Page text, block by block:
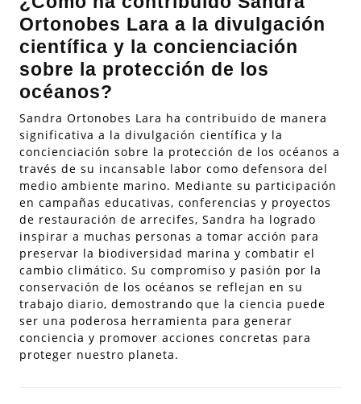
Ortonobes Lara a la divulgación
científica y la concienciación
sobre la protección de los
océanos?
Sandra Ortonobes Lara ha contribuido de manera
significativa a la divulgación científica y la
concienciación sobre la protección de los océanos a
través de su incansable labor como defensora del
medio ambiente marino. Mediante su participación
en campañas educativas, conferencias y proyectos
de restauración de arrecifes, Sandra ha logrado
inspirar a muchas personas a tomar acción para
preservar la biodiversidad marina y combatir el
cambio climático. Su compromiso y pasión por la
conservación de los océanos se reflejan en su
trabajo diario, demostrando que la ciencia puede
ser una poderosa herramienta para generar
conciencia y promover acciones concretas para
proteger nuestro planeta.